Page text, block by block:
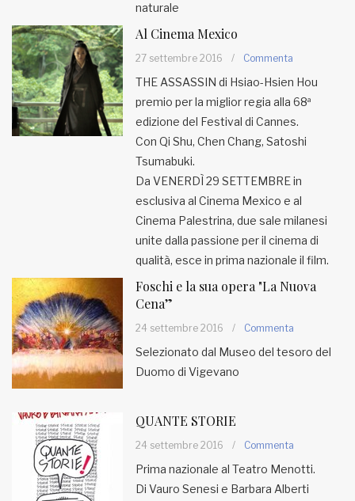
naturale
Al Cinema Mexico
27 settembre 2016 / Commenta
THE ASSASSIN di Hsiao-Hsien Hou
premio per la miglior regia alla 68ª
edizione del Festival di Cannes.
Con Qi Shu, Chen Chang, Satoshi
Tsumabuki.
Da VENERDÌ 29 SETTEMBRE in
esclusiva al Cinema Mexico e al
Cinema Palestrina, due sale milanesi
unite dalla passione per il cinema di
qualità, esce in prima nazionale il film.
Foschi e la sua opera "La Nuova
Cena”
24 settembre 2016 / Commenta
Selezionato dal Museo del tesoro del
Duomo di Vigevano
QUANTE STORIE
24 settembre 2016 / Commenta
Prima nazionale al Teatro Menotti.
Di Vauro Senesi e Barbara Alberti